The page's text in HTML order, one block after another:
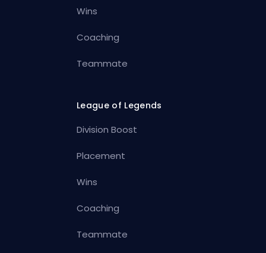
Wins
Coaching
Teammate
League of Legends
Division Boost
Placement
Wins
Coaching
Teammate